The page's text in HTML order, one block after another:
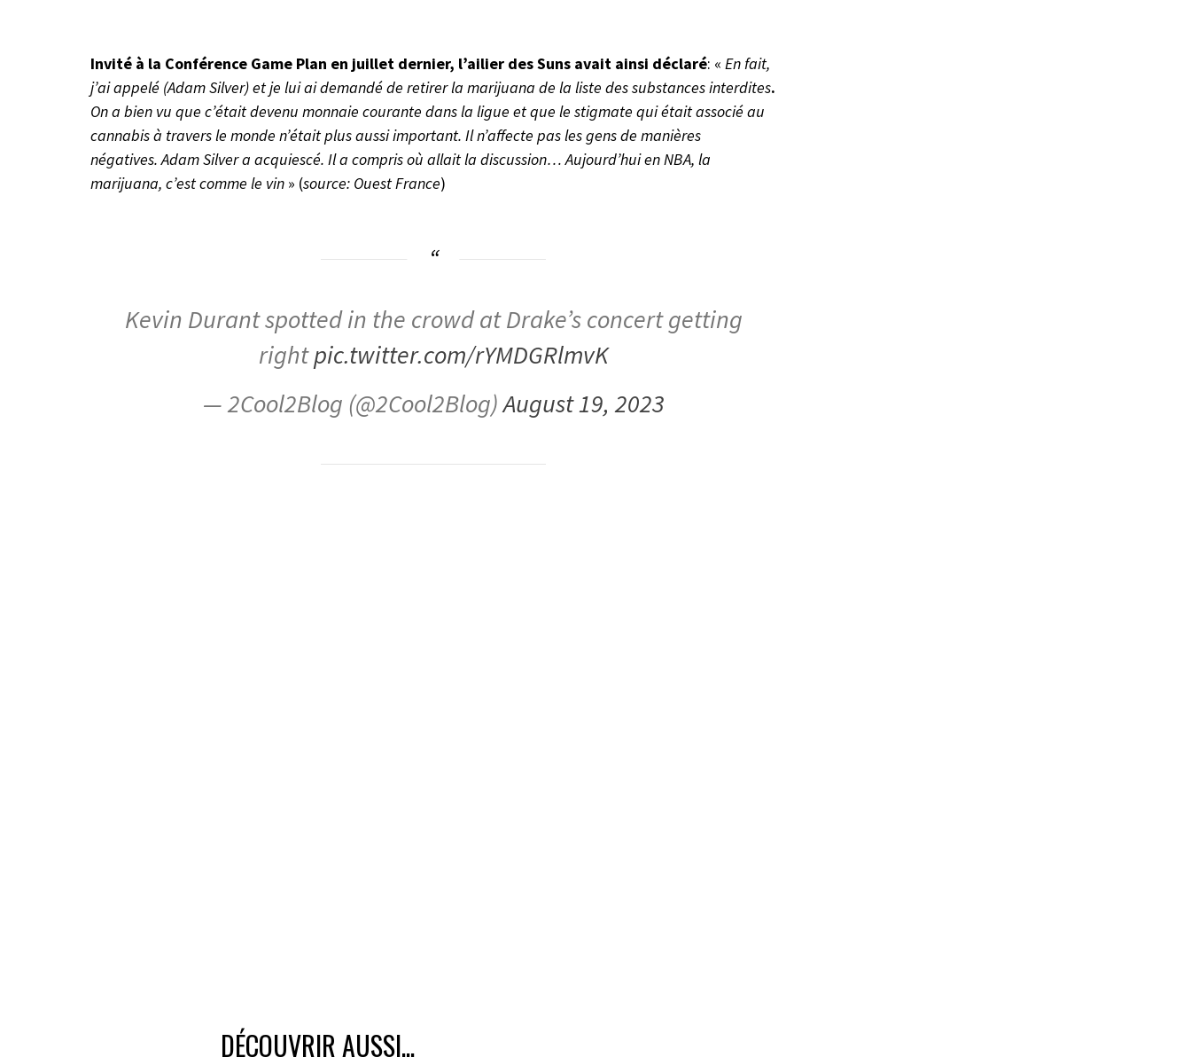
Invité à la Conférence Game Plan en juillet dernier, l’ailier des Suns avait ainsi déclaré: « En fait,
j’ai appelé (Adam Silver) et je lui ai demandé de retirer la marijuana de la liste des substances interdites.
On a bien vu que c’était devenu monnaie courante dans la ligue et que le stigmate qui était associé au
cannabis à travers le monde n’était plus aussi important. Il n’affecte pas les gens de manières
négatives. Adam Silver a acquiescé. Il a compris où allait la discussion… Aujourd’hui en NBA, la
marijuana, c’est comme le vin » (source: Ouest France)
Kevin Durant spotted in the crowd at Drake’s concert getting
rightpic.twitter.com/rYMDGRlmvK
— 2Cool2Blog (@2Cool2Blog)August 19, 2023
DÉCOUVRIR AUSSI...